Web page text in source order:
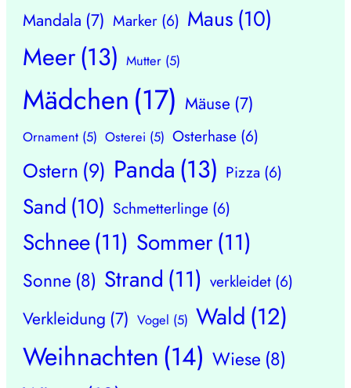
Mandala (7) Marker (6) Maus (10)
Meer(13) Mutter (5)
Mädchen (17) Mäuse (7)
Ornament (5) Osterei (5) Osterhase (6)
Ostern (9) Panda (13) Pizza (6)
Sand (10) Schmetterlinge (6)
Schnee(11) Sommer(11)
Sonne (8) Strand (11) verkleidet (6)
Verkleidung (7) Vogel (5) Wald (12)
Weihnachten(14) Wiese (8)